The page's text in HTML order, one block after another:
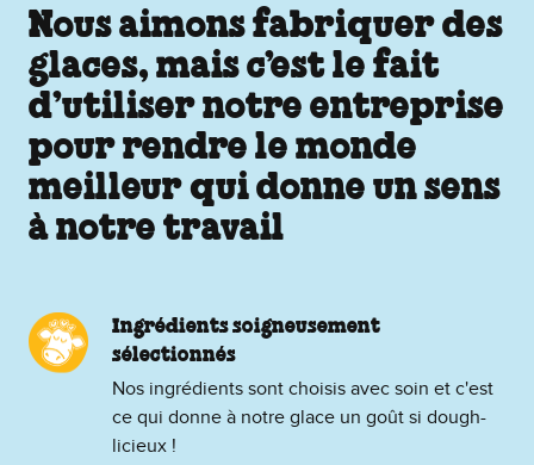
Nous aimons fabriquer des
glaces, mais c’est le fait
d’utiliser notre entreprise
pour rendre le monde
meilleur qui donne un sens
à notre travail
Ingrédients soigneusement
sélectionnés
Nos ingrédients sont choisis avec soin et c'est
ce qui donne à notre glace un goût si dough-
licieux !